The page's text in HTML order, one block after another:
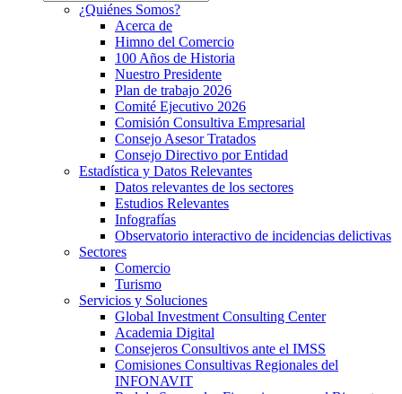
¿Quiénes Somos?
Acerca de
Himno del Comercio
100 Años de Historia
Nuestro Presidente
Plan de trabajo 2026
Comité Ejecutivo 2026
Comisión Consultiva Empresarial
Consejo Asesor Tratados
Consejo Directivo por Entidad
Estadística y Datos Relevantes
Datos relevantes de los sectores
Estudios Relevantes
Infografías
Observatorio interactivo de incidencias delictivas
Sectores
Comercio
Turismo
Servicios y Soluciones
Global Investment Consulting Center
Academia Digital
Consejeros Consultivos ante el IMSS
Comisiones Consultivas Regionales del
INFONAVIT